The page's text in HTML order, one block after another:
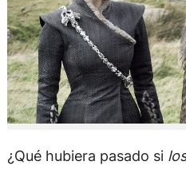
¿Qué hubiera pasado si